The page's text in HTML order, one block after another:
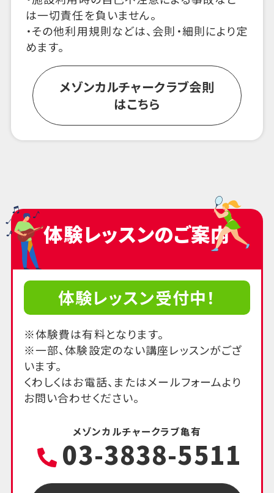
は一切責任を負いません。
・その他利用規則などは、会則・細則により定
めます。
メゾンカルチャークラブ会則
はこちら
体験レッスンのご案内
体験レッスン受付中！
※体験費は有料となります。
※一部、体験設定のない講座レッスンがござ
います。
くわしくはお電話、またはメールフォームより
お問い合わせください。
メゾンカルチャークラブ亀有
03-3838-5511